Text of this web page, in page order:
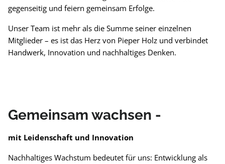
gegenseitig und feiern gemeinsam Erfolge.
Unser Team ist mehr als die Summe seiner einzelnen
Mitglieder – es ist das Herz von Pieper Holz und verbindet
Handwerk, Innovation und nachhaltiges Denken.
Gemeinsam wachsen -
mit Leidenschaft und Innovation
Nachhaltiges Wachstum bedeutet für uns: Entwicklung als